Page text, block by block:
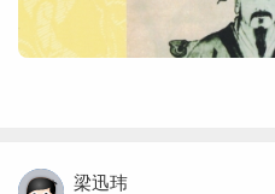
梁迅玮